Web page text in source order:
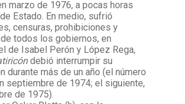
marzo de 1976, a pocas horas
Estado. En medio, sufrió
censuras, prohibiciones y
todos los gobiernos, en
de Isabel Perón y López Rega,
debió interrumpir su
durante más de un año (el número
septiembre de 1974; el siguiente,
de 1975).